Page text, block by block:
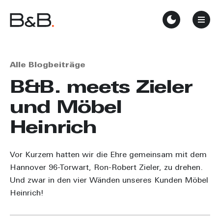
Alle Blogbeiträge
B&B. meets Zieler
und Möbel
Heinrich
Vor Kurzem hatten wir die Ehre gemeinsam mit dem
Hannover 96-Torwart, Ron-Robert Zieler, zu drehen.
Und zwar in den vier Wänden unseres Kunden Möbel
Heinrich!